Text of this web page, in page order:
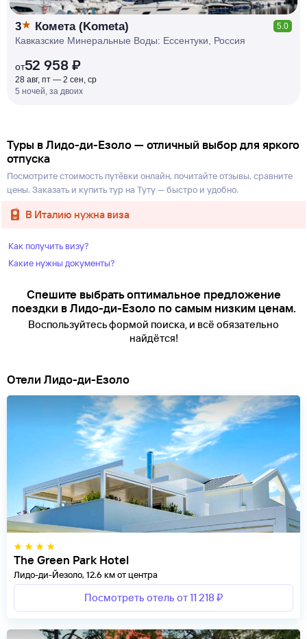
3 Комета (Kometa) 5.0
Кавказские Минеральные Воды: Ессентуки, Россия
от52 958 ₽
28 авг, пт — 2 сен, ср
5 ночей, за двоих
Туры в Лидо-ди-Езоло — отличный выбор для яркого
отпуска
Посмотрите стоимость путёвки онлайн, почитайте отзывы, сравните
цены. Заказать и купить тур на Туту — быстро и удобно.
в Италию нужна виза
Как получить визу?
Какие нужны документы?
Спешите выбрать оптимальное предложение
поездки в Лидо-ди-Езоло по самым низким ценам.
Воспользуйтесь формой поиска, и всё обязательно
найдётся!
Отели Лидо-ди-Езоло
The Green Park Hotel
Лидо-ди-Йезоло, 12.6 км от центра
Посмотреть отель от 11 218 ₽